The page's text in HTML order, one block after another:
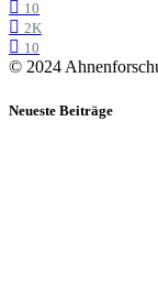
10
2K
10
© 2024
Neueste Beiträge